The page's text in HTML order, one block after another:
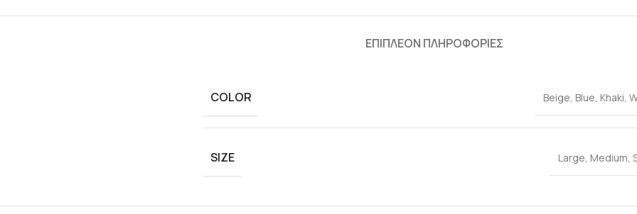
ΕΠΙΠΛΈΟΝ ΠΛΗΡΟΦΟΡΊΕΣ
COLOR Beige, Blue, Khaki,
SIZE Large, Medium,